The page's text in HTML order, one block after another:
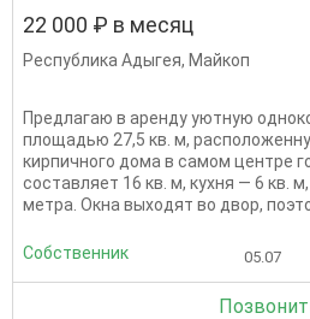
22 000 ₽ в месяц
Республика Адыгея, Майкоп
Предлагаю в аренду уютную
площадью 27,5 кв. м,
кирпичного дома в самом центре
составляет 16 кв. м, кухня — 6 кв.
метра. Окна выходят во двор,
Собственник 05.07